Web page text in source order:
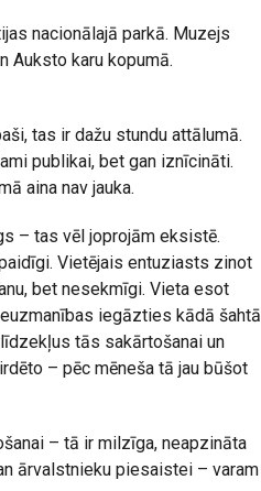
nacionālajā parkā. Muzejs
Auksto karu kopumā.
tas ir dažu stundu attālumā.
publikai, bet gan iznīcināti.
aina nav jauka.
– tas vēl joprojām eksistē.
Vietējais entuziasts zinot
bet nesekmīgi. Vieta esot
iegāzties kādā šahtā
tās sakārtošanai un
– pēc mēneša tā jau būšot
– tā ir milzīga, neapzināta
ārvalstnieku piesaistei – varam